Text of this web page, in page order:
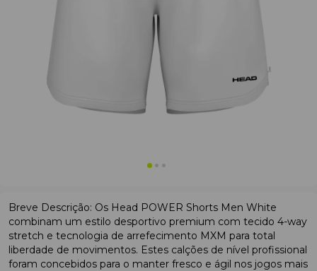
Breve Descrição: Os Head POWER Shorts Men White
combinam um estilo desportivo premium com tecido 4-way
stretch e tecnologia de arrefecimento MXM para total
liberdade de movimentos. Estes calções de nível profissional
foram concebidos para o manter fresco e ágil nos jogos mais